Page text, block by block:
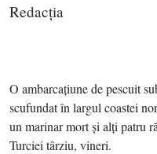
Redacţia
O ambarcaţiune de pescuit
scufundat în largul coastei
un marinar mort şi alţi patru
Turciei târziu, vineri.